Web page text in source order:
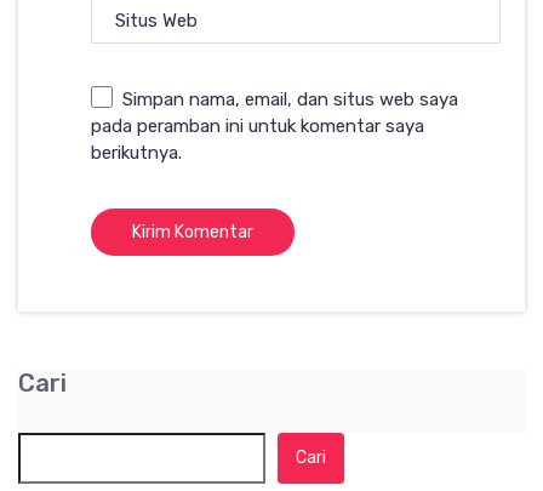
Situs Web
Simpan nama, email, dan situs web saya
pada peramban ini untuk komentar saya
berikutnya.
Cari
Cari